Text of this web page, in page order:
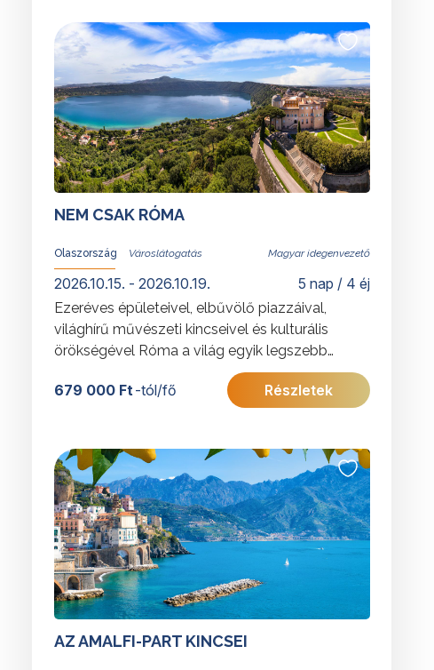
További érdekességekért Olaszországról
kattintson
ide.
NEM CSAK RÓMA
Olaszország Magyar idegenvezető
2026.10.15. - 2026.10.19. 5 nap / 4 éj
Ezeréves épületeivel, elbűvölő piazzáival,
világhírű művészeti kincseivel és kulturális
örökségével Róma a világ egyik legszebb
városa. Azoknak ajánljuk ezt a programot, akik
többedszerre sem tudnak betelni szépségével.
679 000 Ft-tól/fő Részletek
AZ AMALFI-PART KINCSEI